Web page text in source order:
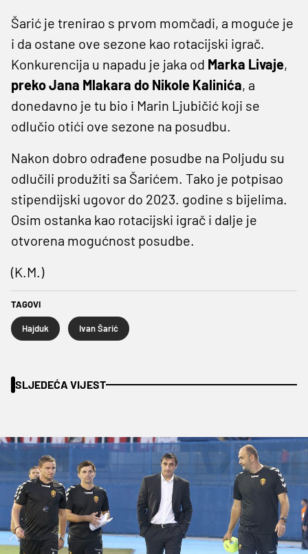
Šarić je trenirao s prvom momčadi, a moguće je
i da ostane ove sezone kao rotacijski igrač.
Konkurencija u napadu je jaka od Marka Livaje,
preko Jana Mlakara do Nikole Kalinića, a
donedavno je tu bio i Marin Ljubičić koji se
odlučio otići ove sezone na posudbu.
Nakon dobro odrađene posudbe na Poljudu su
odlučili produžiti sa Šarićem. Tako je potpisao
stipendijski ugovor do 2023. godine s bijelima.
Osim ostanka kao rotacijski igrač i dalje je
otvorena mogućnost posudbe.
(K.M.)
TAGOVI
Hajduk Ivan Šarić
SLJEDEĆA VIJEST